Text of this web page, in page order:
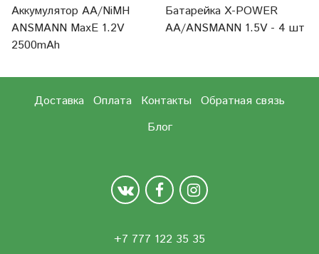
Аккумулятор АА/NiMH
ANSMANN MaxE 1.2V
2500mAh
Батарейка X-POWER
АА/ANSMANN 1.5V - 4 шт
Доставка Оплата Контакты
Обратная связь
Блог
+7 777 122 35 35